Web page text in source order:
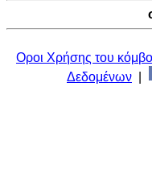
Οροι Χρήσης του
Δεδομένων